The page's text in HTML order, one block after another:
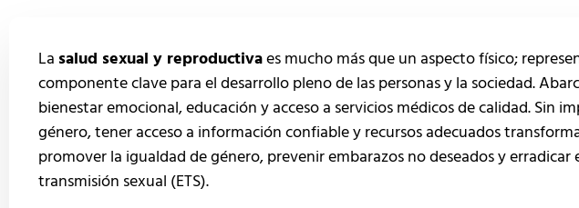
La salud sexual y reproductivaes mucho más que un aspecto físico;
componente clave para el desarrollo pleno de las personas y la sociedad.
bienestar emocional, educación y acceso a servicios médicos de calidad. Sin
género, tener acceso a información confiable y recursos adecuados
promover la igualdad de género, prevenir embarazos no deseados y erradicar
transmisión sexual (ETS).